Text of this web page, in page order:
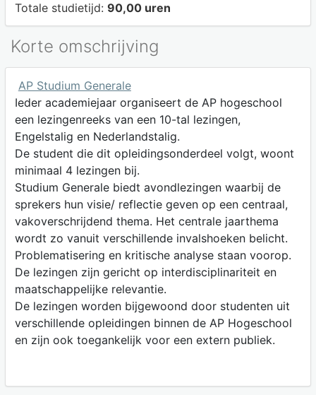
Totale studietijd: 90,00 uren
Korte omschrijving
AP Studium Generale
Ieder academiejaar organiseert de AP hogeschool
een lezingenreeks van een 10-tal lezingen,
Engelstalig en Nederlandstalig.
De student die dit opleidingsonderdeel volgt, woont
minimaal 4 lezingen bij.
Studium Generale biedt avondlezingen waarbij de
sprekers hun visie/ reflectie geven op een centraal,
vakoverschrijdend thema. Het centrale jaarthema
wordt zo vanuit verschillende invalshoeken belicht.
Problematisering en kritische analyse staan voorop.
De lezingen zijn gericht op interdisciplinariteit en
maatschappelijke relevantie.
De lezingen worden bijgewoond door studenten uit
verschillende opleidingen binnen de AP Hogeschool
en zijn ook toegankelijk voor een extern publiek.